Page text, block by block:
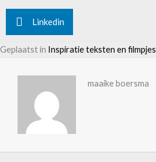
Linkedin
Geplaatst in Inspiratie teksten en filmpjes
maaike boersma